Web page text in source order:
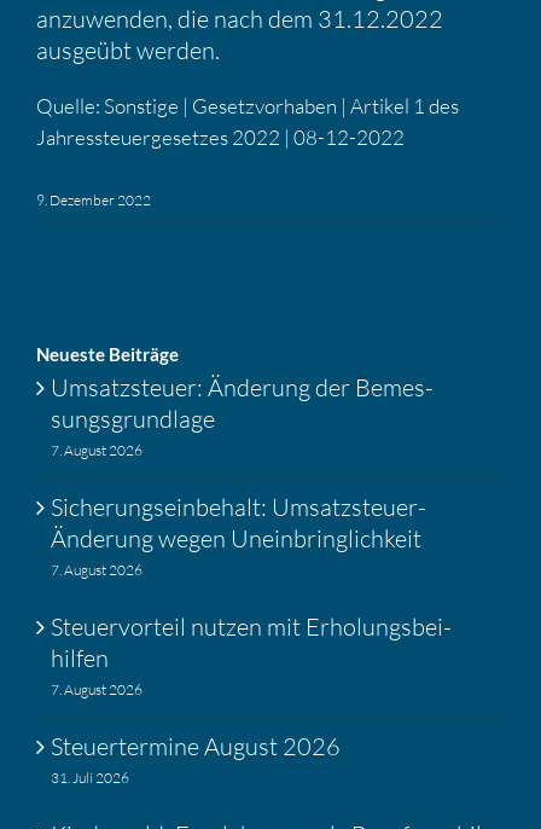
anzuwenden, die nach dem 31.12.2022
ausgeübt werden.
Quelle: Sonstige | Gesetz­vor­haben | Artikel 1 des
Jahres­steu­er­ge­setzes 2022 | 08-12-2022
9. Dezember 2022
Neueste Beiträge
Umsatz­steuer: Änderung der Bemes­
sungs­grund­lage
7. August 2026
Siche­rungs­ein­be­halt: Umsatz­steuer-
Änderung wegen Unein­bring­lich­keit
7. August 2026
Steuer­vor­teil nutzen mit Erholungs­bei­
hilfen
7. August 2026
Steuer­ter­mine August 2026
31. Juli 2026